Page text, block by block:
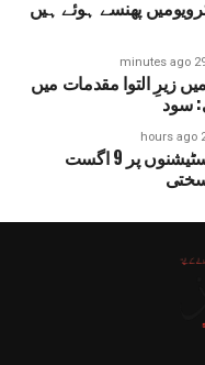
پھنسے ہوئے ہیں
29
زیرِ التوا مقدمات میں
2
دہلی میٹرو اسٹیشنوں پر 9 اگست